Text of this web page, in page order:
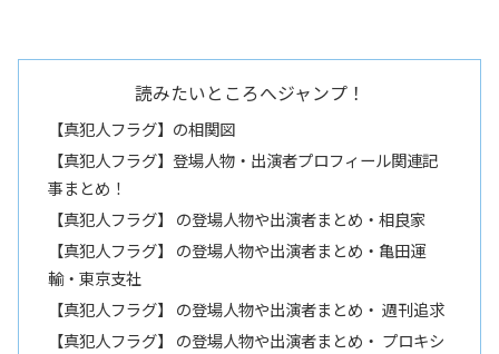
読みたいところへジャンプ！
【真犯人フラグ】の相関図
【真犯人フラグ】登場人物・出演者プロフィール関連記
事まとめ！
【真犯人フラグ】 の登場人物や出演者まとめ・相良家
【真犯人フラグ】 の登場人物や出演者まとめ・亀田運
輸・東京支社
【真犯人フラグ】 の登場人物や出演者まとめ・ 週刊追求
【真犯人フラグ】 の登場人物や出演者まとめ・ プロキシ